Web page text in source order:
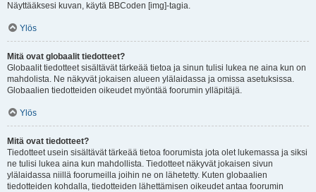
Näyttääksesi kuvan, käytä BBCoden [img]-tagia.
Ylös
Mitä ovat globaalit tiedotteet?
Globaalit tiedotteet sisältävät tärkeää tietoa ja sinun tulisi lukea ne aina kun on
mahdolista. Ne näkyvät jokaisen alueen ylälaidassa ja omissa asetuksissa.
Globaalien tiedotteiden oikeudet myöntää foorumin ylläpitäjä.
Ylös
Mitä ovat tiedotteet?
Tiedotteet usein sisältävät tärkeää tietoa foorumista jota olet lukemassa ja siksi
ne tulisi lukea aina kun mahdollista. Tiedotteet näkyvät jokaisen sivun
ylälaidassa niillä foorumeilla joihin ne on lähetetty. Kuten globaalien
tiedotteiden kohdalla, tiedotteiden lähettämisen oikeudet antaa foorumin